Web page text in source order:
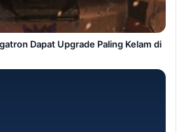
Dapat Upgrade Paling Kelam di